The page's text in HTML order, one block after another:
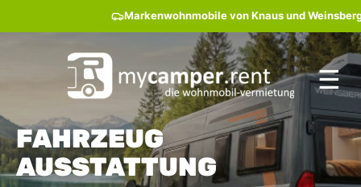
Markenwohnmobile von Knaus und Weinsberg mieten
☰
FAHRZEUG
AUSSTATTUNG